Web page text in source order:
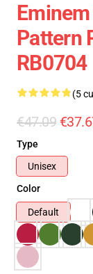
Pattern
RB0704
(5
€47.09
Type
Unisex
Color
Default